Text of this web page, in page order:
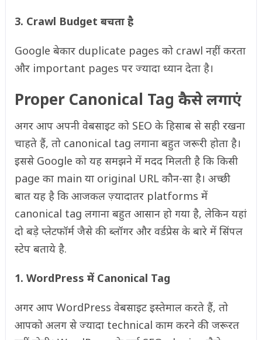
3. Crawl Budget बचता है
Google बेकार duplicate pages को crawl नहीं करता
और important pages पर ज्यादा ध्यान देता है।
Proper Canonical Tag कैसे लगाएं
अगर आप अपनी वेबसाइट को SEO के हिसाब से सही रखना
चाहते हैं, तो canonical tag लगाना बहुत जरूरी होता है।
इससे Google को यह समझने में मदद मिलती है कि किसी
page का main या original URL कौन-सा है। अच्छी
बात यह है कि आजकल ज़्यादातर platforms में
canonical tag लगाना बहुत आसान हो गया है, लेकिन यहां
दो बड़े प्लेटफॉर्म जैसे की ब्लॉगर और वर्डप्रेस के बारे में सिंपल
स्टेप बताये है.
1. WordPress में Canonical Tag
अगर आप WordPress वेबसाइट इस्तेमाल करते हैं, तो
आपको अलग से ज्यादा technical काम करने की जरूरत